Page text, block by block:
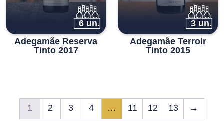
6 un.
Adegamãe Reserva
Tinto 2017
3 un.
Adegamãe Terroir
Tinto 2015
1 2 3 4 … 11 12 13 →